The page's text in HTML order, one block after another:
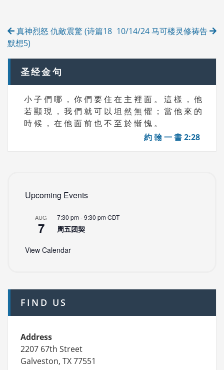
E
S
Post
navigation
真神烈怒 仇敵震驚 (诗篇18
默想5)
10/14/24 马可楼灵修祷告
圣经金句
小 子 們 哪 ， 你 們 要 住 在 主 裡 面 。 這 樣 ， 他
若 顯 現 ， 我 們 就 可 以 坦 然 無 懼 ； 當 他 來 的
時 候 ， 在 他 面 前 也 不 至 於 慚 愧 。
約 翰 一 書 2:28
Upcoming Events
AUG
7
7:30 pm-9:30 pmCDT
周五团契
View Calendar
FIND US
Address
2207 67th Street
Galveston, TX 77551